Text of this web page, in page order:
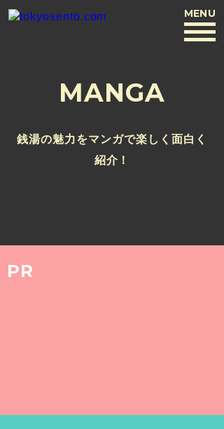
MANGA
銭湯の魅力をマンガで楽しく面白く
紹介！
MENU
BACK
ことがあると思います。
PR